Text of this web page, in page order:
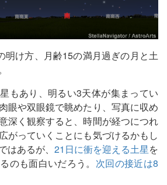
明け方、月齢15の満月過ぎの月と土
もあり、明るい3天体が集まってい
眼や双眼鏡で眺めたり、写真に収め
深く観察すると、時間が経つにつれ
がっていくことにも気づけるかもし
あるが、 21日に衝を迎える土星を
のも面白いだろう。 次回の接近は8